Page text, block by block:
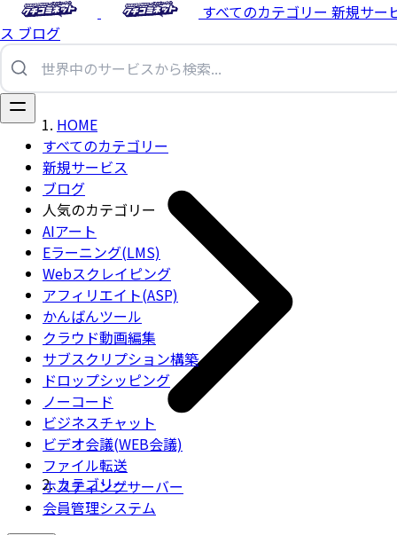
すべてのカテゴリー 新規サー
ス ブログ
すべてのカテゴリー
新規サービス
ブログ
人気のカテゴリー
AIアート
Eラーニング(LMS)
Webスクレイピング
アフィリエイト(ASP)
かんばんツール
クラウド動画編集
サブスクリプション構築
ドロップシッピング
ノーコード
ビジネスチャット
ビデオ会議(WEB会議)
ファイル転送
ホスティングサーバー
会員管理システム
HOME
カテゴリー